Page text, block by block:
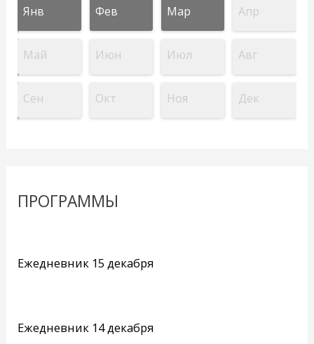
Янв Фев Мар Апр
Май Июн Июл Авг
Сен Окт Ноя Дек
ПРОГРАММЫ
Ежедневник 15 декабря
Ежедневник 14 декабря